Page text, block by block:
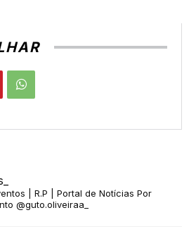
| R.P | Portal de Notícias Por
@guto.oliveiraa_